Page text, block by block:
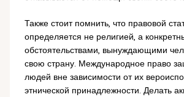
Также стоит помнить, что правовой
определяется не религией, а
обстоятельствами, вынуждающими
свою страну. Международное право
людей вне зависимости от их
этнической принадлежности. Делать